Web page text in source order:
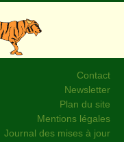
Contact
Newsletter
Plan du site
Mentions légales
Journal des mises à jour